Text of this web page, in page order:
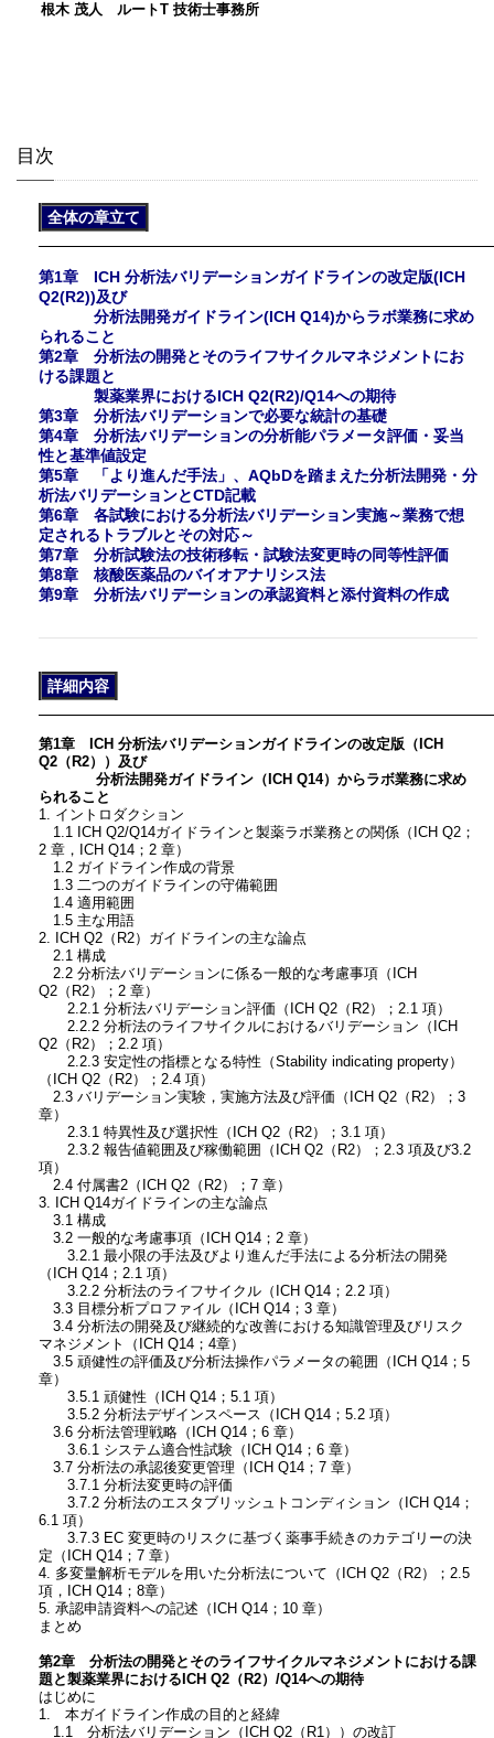
根木 茂人 ルートT 技術士事務所
目次
全体の章立て
第1章 ICH 分析法バリデーションガイドラインの改定版(ICH
Q2(R2))及び
分析法開発ガイドライン(ICH Q14)からラボ業務に求め
られること
第2章 分析法の開発とそのライフサイクルマネジメントにお
ける課題と
製薬業界におけるICH Q2(R2)/Q14への期待
第3章 分析法バリデーションで必要な統計の基礎
第4章 分析法バリデーションの分析能パラメータ評価・妥当
性と基準値設定
第5章 「より進んだ手法」、AQbDを踏まえた分析法開発・分
析法バリデーションとCTD記載
第6章 各試験における分析法バリデーション実施～業務で想
定されるトラブルとその対応～
第7章 分析試験法の技術移転・試験法変更時の同等性評価
第8章 核酸医薬品のバイオアナリシス法
第9章 分析法バリデーションの承認資料と添付資料の作成
詳細内容
第1章 ICH 分析法バリデーションガイドラインの改定版（ICH
Q2（R2））及び
分析法開発ガイドライン（ICH Q14）からラボ業務に求め
られること
1. イントロダクション
1.1 ICH Q2/Q14ガイドラインと製薬ラボ業務との関係（ICH Q2；
2 章，ICH Q14；2 章）
1.2 ガイドライン作成の背景
1.3 二つのガイドラインの守備範囲
1.4 適用範囲
1.5 主な用語
2. ICH Q2（R2）ガイドラインの主な論点
2.1 構成
2.2 分析法バリデーションに係る一般的な考慮事項（ICH
Q2（R2）；2 章）
2.2.1 分析法バリデーション評価（ICH Q2（R2）；2.1 項）
2.2.2 分析法のライフサイクルにおけるバリデーション（ICH
Q2（R2）；2.2 項）
2.2.3 安定性の指標となる特性（Stability indicating property）
（ICH Q2（R2）；2.4 項）
2.3 バリデーション実験，実施方法及び評価（ICH Q2（R2）；3
章）
2.3.1 特異性及び選択性（ICH Q2（R2）；3.1 項）
2.3.2 報告値範囲及び稼働範囲（ICH Q2（R2）；2.3 項及び3.2
項）
2.4 付属書2（ICH Q2（R2）；7 章）
3. ICH Q14ガイドラインの主な論点
3.1 構成
3.2 一般的な考慮事項（ICH Q14；2 章）
3.2.1 最小限の手法及びより進んだ手法による分析法の開発
（ICH Q14；2.1 項）
3.2.2 分析法のライフサイクル（ICH Q14；2.2 項）
3.3 目標分析プロファイル（ICH Q14；3 章）
3.4 分析法の開発及び継続的な改善における知識管理及びリスク
マネジメント（ICH Q14；4章）
3.5 頑健性の評価及び分析法操作パラメータの範囲（ICH Q14；5
章）
3.5.1 頑健性（ICH Q14；5.1 項）
3.5.2 分析法デザインスペース（ICH Q14；5.2 項）
3.6 分析法管理戦略（ICH Q14；6 章）
3.6.1 システム適合性試験（ICH Q14；6 章）
3.7 分析法の承認後変更管理（ICH Q14；7 章）
3.7.1 分析法変更時の評価
3.7.2 分析法のエスタブリッシュトコンディション（ICH Q14；
6.1 項）
3.7.3 EC 変更時のリスクに基づく薬事手続きのカテゴリーの決
定（ICH Q14；7 章）
4. 多変量解析モデルを用いた分析法について（ICH Q2（R2）；2.5
項，ICH Q14；8章）
5. 承認申請資料への記述（ICH Q14；10 章）
まとめ
第2章 分析法の開発とそのライフサイクルマネジメントにおける課
題と製薬業界におけるICH Q2（R2）/Q14への期待
はじめに
1. 本ガイドライン作成の目的と経緯
1.1 分析法バリデーション（ICH Q2（R1））の改訂